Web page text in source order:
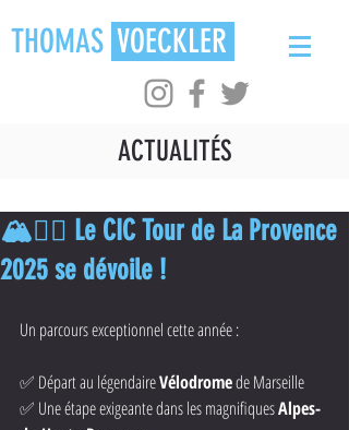
THOMAS VOECKLER
ACTUALITÉS
🏔🚴‍♂️ Le CIC Tour de La Provence
2025 se dévoile !
Un parcours exceptionnel cette année :
✅ Départ au légendaire Vélodrome de Marseille
✅ Une étape exigeante dans les magnifiques Alpes-